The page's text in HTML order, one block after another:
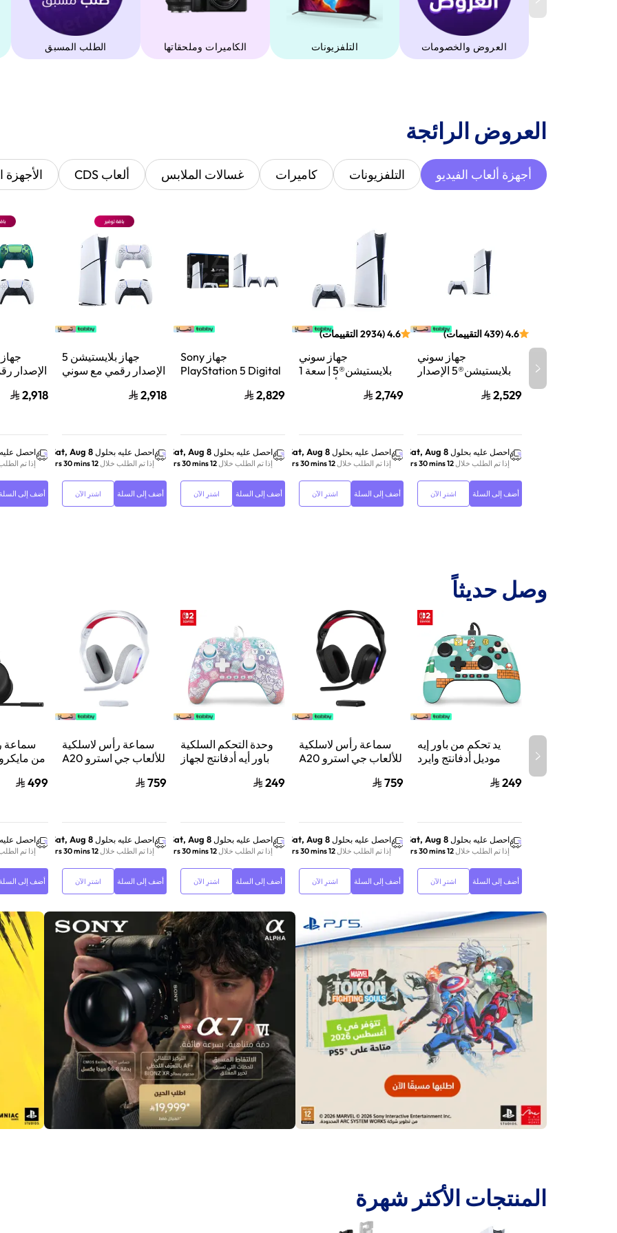
العروض والخصومات التلفزيونات ‫الكاميرات وملحقاتها‬ الطلب المسبق
‫العروض الرائجة‬
أجهزة ألعاب الفيديو التلفزيونات كاميرات غسالات الملابس ألعاب CDS الأجهزة
4.6
(
439التقييمات)
جهاز سوني
بلايستيشن®5 الإصدار
CFI-2116B01Y
2,529
احصل عليه بحلول Sat, Aug 8
إذا تم الطلب خلال12 hrs 30 mins
أضف إلى السلة اشترِ الآن
4.6
(
2934التقييمات)
جهاز سوني
بلايستيشن®5 | سعة 1
تيرابايت SSD | أداء فائق
السرعة للألعاب | تتبع
2,749
احصل عليه بحلول Sat, Aug 8
إذا تم الطلب خلال12 hrs 30 mins
أضف إلى السلة اشترِ الآن
جهاز Sony
PlayStation 5 Digital
825 جيجابايت مع وحدة
Controller لاسلكية –
أبيض
2,829
احصل عليه بحلول Sat, Aug 8
إذا تم الطلب خلال12 hrs 30 mins
أضف إلى السلة اشترِ الآن
جهاز بلايستيشن 5
الإصدار رقمي مع سوني
2,918
احصل عليه بحلول Sat, Aug 8
إذا تم الطلب خلال12 hrs 30 mins
أضف إلى السلة اشترِ الآن
الإصدار
2,918
احصل
إذا تم
أضف إلى
وصل حديثاً
يد تحكم من باور إيه
موديل أدفانتج وايرد
سلكي، بتقنية هول
بتصميم ماريو تايم
249
احصل عليه بحلول Sat, Aug 8
إذا تم الطلب خلال12 hrs 30 mins
أضف إلى السلة اشترِ الآن
سماعة رأس لاسلكية
للألعاب جي استرو A20
759
احصل عليه بحلول Sat, Aug 8
إذا تم الطلب خلال12 hrs 30 mins
أضف إلى السلة اشترِ الآن
وحدة التحكم السلكية
باور أيه أدفانتج لجهاز
249
احصل عليه بحلول Sat, Aug 8
إذا تم الطلب خلال12 hrs 30 mins
أضف إلى السلة اشترِ الآن
سماعة رأس لاسلكية
للألعاب جي استرو A20
759
احصل عليه بحلول Sat, Aug 8
إذا تم الطلب خلال12 hrs 30 mins
أضف إلى السلة اشترِ الآن
سماعة
من
499
احصل
إذا تم
أضف إلى
‫المنتجات الأكثر شهرة‬